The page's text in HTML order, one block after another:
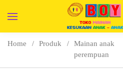
Home Produk
Mainan anak
perempuan